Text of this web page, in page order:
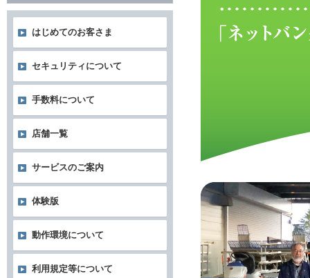
はじめてのお客さま
セキュリティについて
手数料について
店舗一覧
サービスのご案内
体験版
動作環境について
利用規定等について